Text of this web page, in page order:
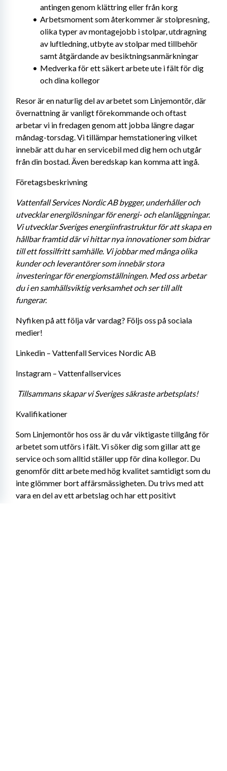
antingen genom klättring eller från korg
Arbetsmoment som återkommer är stolpresning,
olika typer av montagejobb i stolpar, utdragning
av luftledning, utbyte av stolpar med tillbehör
samt åtgärdande av besiktningsanmärkningar
Medverka för ett säkert arbete ute i fält för dig
och dina kollegor
Resor är en naturlig del av arbetet som Linjemontör, där
övernattning är vanligt förekommande och oftast
arbetar vi in fredagen genom att jobba längre dagar
måndag-torsdag. Vi tillämpar hemstationering vilket
innebär att du har en servicebil med dig hem och utgår
från din bostad. Även beredskap kan komma att ingå.
Företagsbeskrivning
Vattenfall Services Nordic AB bygger, underhåller och
utvecklar energilösningar för energi- och elanläggningar.
Vi utvecklar Sveriges energiinfrastruktur för att skapa en
hållbar framtid där vi hittar nya innovationer som bidrar
till ett fossilfritt samhälle. Vi jobbar med många olika
kunder och leverantörer som innebär stora
investeringar för energiomställningen. Med oss arbetar
du i en samhällsviktig verksamhet och ser till allt
fungerar.
Nyfiken på att följa vår vardag? Följs oss på sociala
medier!
Linkedin – Vattenfall Services Nordic AB
Instagram – Vattenfallservices
Tillsammans skapar vi Sveriges säkraste arbetsplats!
Kvalifikationer
Som Linjemontör hos oss är du vår viktigaste tillgång för
arbetet som utförs i fält. Vi söker dig som gillar att ge
service och som alltid ställer upp för dina kollegor. Du
genomför ditt arbete med hög kvalitet samtidigt som du
inte glömmer bort affärsmässigheten. Du trivs med att
vara en del av ett arbetslag och har ett positivt